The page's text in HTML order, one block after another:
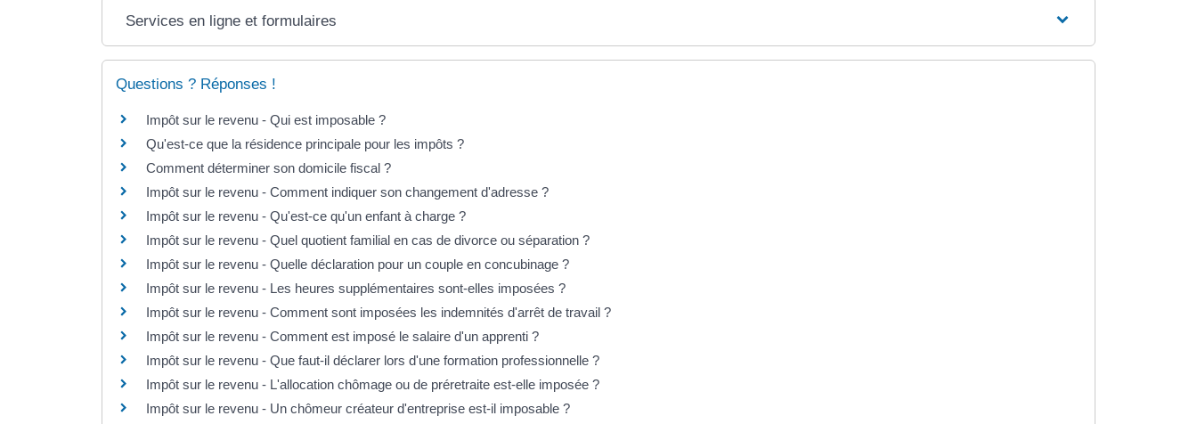
Services en ligne et formulaires
Questions ? Réponses !
Impôt sur le revenu - Qui est imposable ?
Qu'est-ce que la résidence principale pour les impôts ?
Comment déterminer son domicile fiscal ?
Impôt sur le revenu - Comment indiquer son changement d'adresse ?
Impôt sur le revenu - Qu'est-ce qu'un enfant à charge ?
Impôt sur le revenu - Quel quotient familial en cas de divorce ou séparation ?
Impôt sur le revenu - Quelle déclaration pour un couple en concubinage ?
Impôt sur le revenu - Les heures supplémentaires sont-elles imposées ?
Impôt sur le revenu - Comment sont imposées les indemnités d'arrêt de travail ?
Impôt sur le revenu - Comment est imposé le salaire d'un apprenti ?
Impôt sur le revenu - Que faut-il déclarer lors d'une formation professionnelle ?
Impôt sur le revenu - L'allocation chômage ou de préretraite est-elle imposée ?
Impôt sur le revenu - Un chômeur créateur d'entreprise est-il imposable ?